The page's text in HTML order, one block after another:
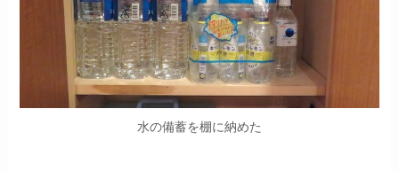
水の備蓄を棚に納めた